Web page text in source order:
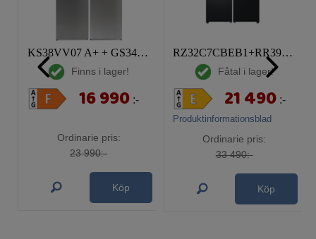
KS38VV07 A+ + GS34VV07 A+ Paketpris
Finns i lager!
16 990 :-
Ordinarie pris:
23 990:-
Köp
RZ32C7CBEB1+RR39C7EC5B1 Paketpris
Fåtal i lager!
Produktinformationsblad
21 490 :-
Ordinarie pris:
33 490:-
Köp